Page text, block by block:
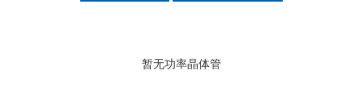
暂无功率晶体管